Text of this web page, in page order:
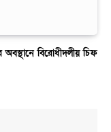
বিরোধীদলীয় চিফ